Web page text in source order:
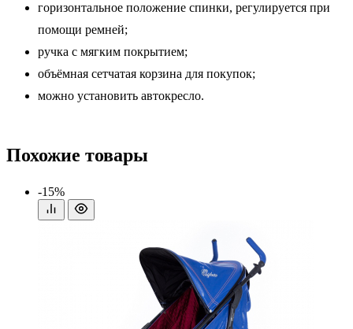
горизонтальное положение спинки, регулируется при
помощи ремней;
ручка с мягким покрытием;
объёмная сетчатая корзина для покупок;
можно установить автокресло.
Похожие товары
-15%